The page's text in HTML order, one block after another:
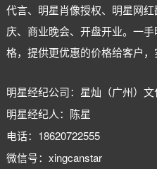
代言、明星肖像授权、明星网
庆、商业晚会、开盘开业。一
格，提供更优惠的价格给客户，
明星经纪公司：星灿（广州）
明星经纪人：陈星
电话：18620722555
微信号：xingcanstar